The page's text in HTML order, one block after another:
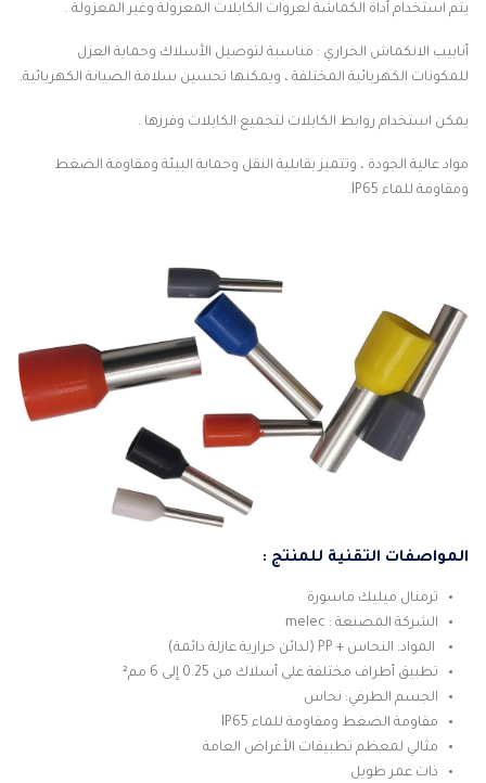
يتم استخدام أداة الكماشة لعروات الكابلات المعزولة وغير المعزولة .
أنابيب الانكماش الحراري : مناسبة لتوصيل الأسلاك وحماية العزل
للمكونات الكهربائية المختلفة ، ويمكنها تحسين سلامة الصيانة الكهربائية.
يمكن استخدام روابط الكابلات لتجميع الكابلات وفرزها .
مواد عالية الجودة ، وتتميز بقابلية النقل وحماية البيئة ومقاومة الضغط
ومقاومة للماء IP65.
المواصفات التقنية للمنتج :
ترمنال ميليك ماسورة
الشركة المصنعة : melec
المواد: النحاس + PP (لدائن حرارية عازلة دائمة)
تطبيق أطراف مختلفة على أسلاك من 0.25 إلى 6 مم²
الجسم الطرفي: نحاس
مقاومة الضغط ومقاومة للماء IP65
مثالي لمعظم تطبيقات الأغراض العامة
ذات عمر طويل